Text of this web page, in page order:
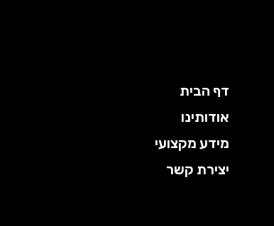
דף הבית
אודותינו
מידע מקצועי
יצירת קשר